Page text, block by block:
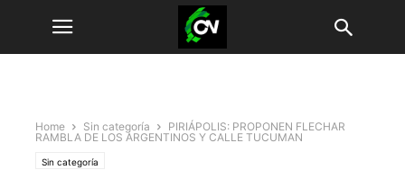
Home Sin categoría
PIRIÁPOLIS: PROPONEN FLECHAR
RAMBLA DE LOS ARGENTINOS Y CALLE TUCUMAN
Sin categoría